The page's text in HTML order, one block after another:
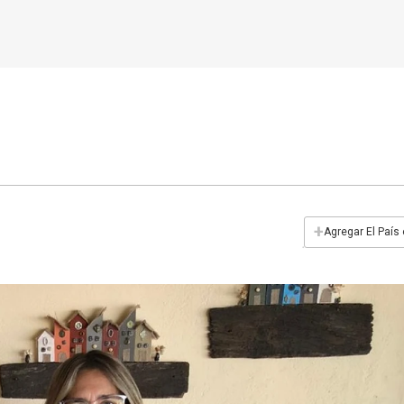
+Agregar El País